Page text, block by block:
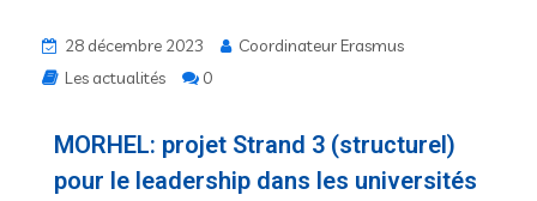
28 décembre 2023
Coordinateur Erasmus
Les actualités
0
MORHEL: projet Strand 3 (structurel)
pour le leadership dans les universités